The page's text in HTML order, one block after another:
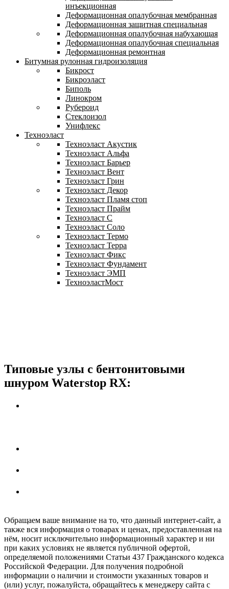
инъекционная
Деформационная опалубочная мембранная
Деформационная защитная специальная
Деформационная опалубочная набухающая
Деформационная опалубочная специальная
Деформационная ремонтная
Битумная рулонная гидроизоляция
Бикрост
Бикроэласт
Биполь
Линокром
Рубероид
Стеклоизол
Унифлекс
Техноэласт
Техноэласт Акустик
Техноэласт Альфа
Техноэласт Барьер
Техноэласт Вент
Техноэласт Грин
Техноэласт Декор
Техноэласт Пламя стоп
Техноэласт Прайм
Техноэласт С
Техноэласт Соло
Техноэласт Термо
Техноэласт Терра
Техноэласт Фикс
Техноэласт Фундамент
Техноэласт ЭМП
ТехноэластМост
Типовые узлы с бентонитовыми
шнуром Waterstop RX:
Обращаем ваше внимание на то, что данный интернет-сайт, а
также вся информация о товарах и ценах, предоставленная на
нём, носит исключительно информационный характер и ни
при каких условиях не является публичной офертой,
определяемой положениями Статьи 437 Гражданского кодекса
Российской Федерации. Для получения подробной
информации о наличии и стоимости указанных товаров и
(или) услуг, пожалуйста, обращайтесь к менеджеру сайта с